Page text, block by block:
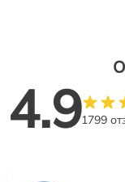
4.91799